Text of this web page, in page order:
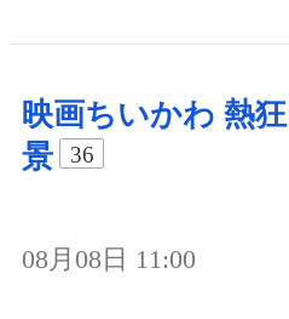
映画ちいかわ 熱
景
36
08月08日 11:00